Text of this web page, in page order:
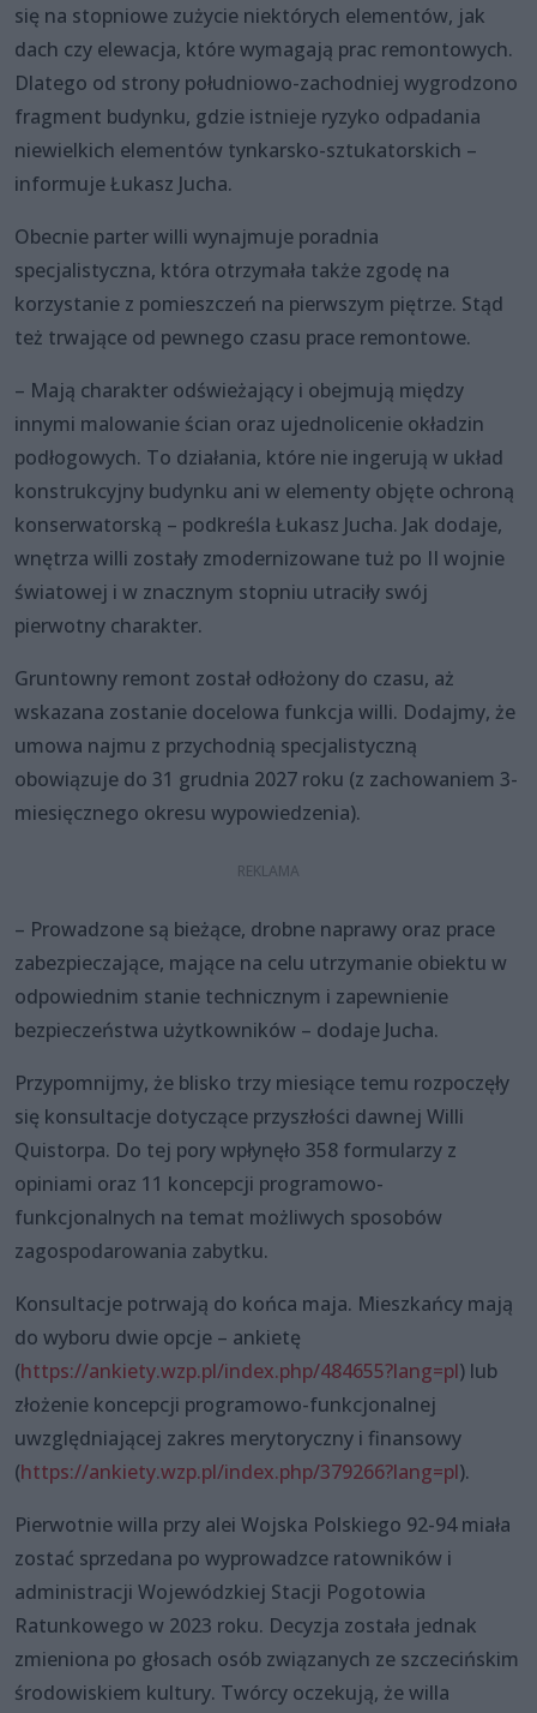
się na stopniowe zużycie niektórych elementów, jak
dach czy elewacja, które wymagają prac remontowych.
Dlatego od strony południowo-zachodniej wygrodzono
fragment budynku, gdzie istnieje ryzyko odpadania
niewielkich elementów tynkarsko-sztukatorskich –
informuje Łukasz Jucha.
Obecnie parter willi wynajmuje poradnia
specjalistyczna, która otrzymała także zgodę na
korzystanie z pomieszczeń na pierwszym piętrze. Stąd
też trwające od pewnego czasu prace remontowe.
– Mają charakter odświeżający i obejmują między
innymi malowanie ścian oraz ujednolicenie okładzin
podłogowych. To działania, które nie ingerują w układ
konstrukcyjny budynku ani w elementy objęte ochroną
konserwatorską – podkreśla Łukasz Jucha. Jak dodaje,
wnętrza willi zostały zmodernizowane tuż po II wojnie
światowej i w znacznym stopniu utraciły swój
pierwotny charakter.
Gruntowny remont został odłożony do czasu, aż
wskazana zostanie docelowa funkcja willi. Dodajmy, że
umowa najmu z przychodnią specjalistyczną
obowiązuje do 31 grudnia 2027 roku (z zachowaniem 3-
miesięcznego okresu wypowiedzenia).
– Prowadzone są bieżące, drobne naprawy oraz prace
zabezpieczające, mające na celu utrzymanie obiektu w
odpowiednim stanie technicznym i zapewnienie
bezpieczeństwa użytkowników – dodaje Jucha.
Przypomnijmy, że blisko trzy miesiące temu rozpoczęły
się konsultacje dotyczące przyszłości dawnej Willi
Quistorpa. Do tej pory wpłynęło 358 formularzy z
opiniami oraz 11 koncepcji programowo-
funkcjonalnych na temat możliwych sposobów
zagospodarowania zabytku.
Konsultacje potrwają do końca maja. Mieszkańcy mają
do wyboru dwie opcje – ankietę
(https://ankiety.wzp.pl/index.php/484655?lang=pl) lub
złożenie koncepcji programowo-funkcjonalnej
uwzględniającej zakres merytoryczny i finansowy
(https://ankiety.wzp.pl/index.php/379266?lang=pl).
Pierwotnie willa przy alei Wojska Polskiego 92-94 miała
zostać sprzedana po wyprowadzce ratowników i
administracji Wojewódzkiej Stacji Pogotowia
Ratunkowego w 2023 roku. Decyzja została jednak
zmieniona po głosach osób związanych ze szczecińskim
środowiskiem kultury. Twórcy oczekują, że willa